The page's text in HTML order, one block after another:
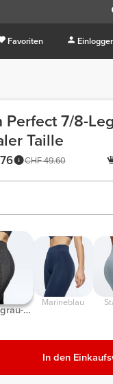
Favoriten
Perfect 7/8-
Taille
CHF 49.60
Marineblau
In den